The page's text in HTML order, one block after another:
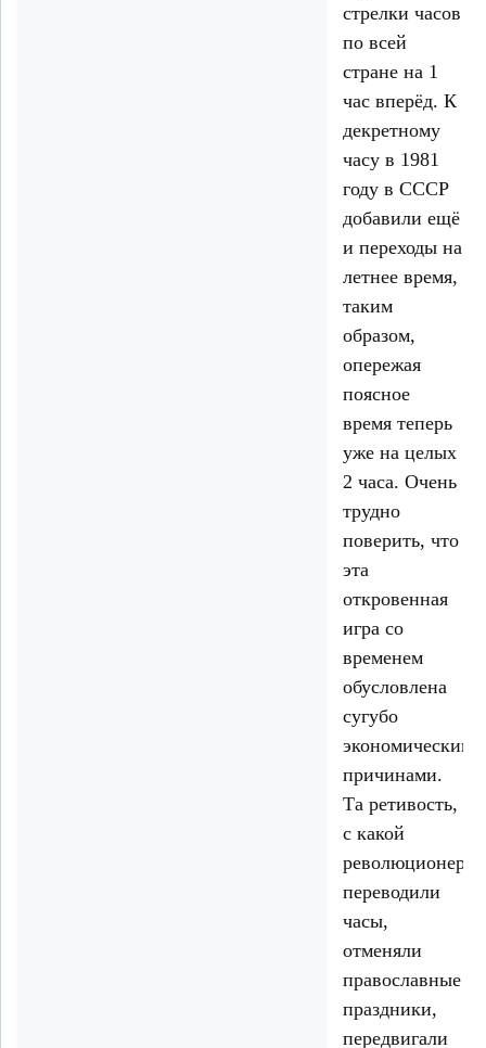
стрелки часов
по всей
стране на 1
час вперёд. К
декретному
часу в 1981
году в СССР
добавили ещё
и переходы на
летнее время,
таким
образом,
опережая
поясное
время теперь
уже на целых
2 часа. Очень
трудно
поверить, что
эта
откровенная
игра со
временем
обусловлена
сугубо
экономическими
причинами.
Та ретивость,
с какой
революционеры
переводили
часы,
отменяли
православные
праздники,
передвигали